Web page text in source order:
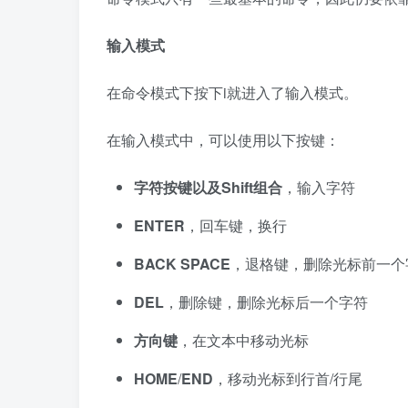
输入模式
在命令模式下按下i就进入了输入模式。
在输入模式中，可以使用以下按键：
字符按键以及Shift组合 ，输入字符
ENTER ，回车键，换行
BACK SPACE ，退格键，删除光标前一
DEL ，删除键，删除光标后一个字符
方向键 ，在文本中移动光标
HOME/END ，移动光标到行首/行尾